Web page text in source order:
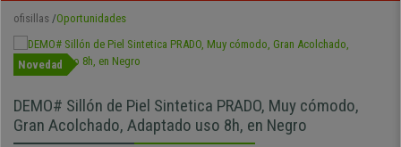
ofisillas Oportunidades
Novedad
DEMO# Sillón de Piel Sintetica PRADO, Muy cómodo,
Gran Acolchado, Adaptado uso 8h, en Negro